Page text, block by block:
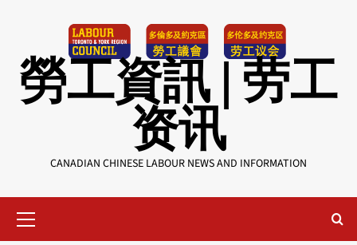
勞工資訊 | 劳工
资讯
CANADIAN CHINESE LABOUR NEWS AND INFORMATION
Menu